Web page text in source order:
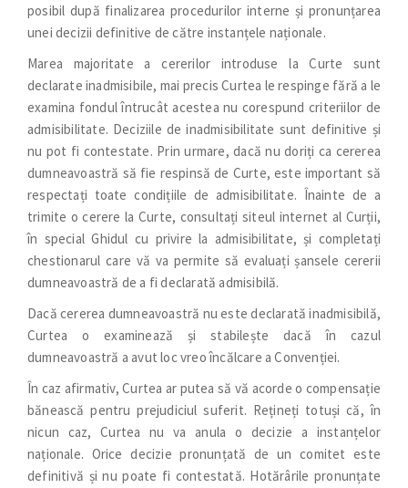
posibil după finalizarea procedurilor interne și pronunțarea
unei decizii definitive de către instanțele naționale.
Marea majoritate a cererilor introduse la Curte sunt
declarate inadmisibile, mai precis Curtea le respinge fără a le
examina fondul întrucât acestea nu corespund criteriilor de
admisibilitate. Deciziile de inadmisibilitate sunt definitive și
nu pot fi contestate. Prin urmare, dacă nu doriți ca cererea
dumneavoastră să fie respinsă de Curte, este important să
respectați toate condițiile de admisibilitate. Înainte de a
trimite o cerere la Curte, consultați siteul internet al Curții,
în special Ghidul cu privire la admisibilitate, și completați
chestionarul care vă va permite să evaluați șansele cererii
dumneavoastră de a fi declarată admisibilă.
Dacă cererea dumneavoastră nu este declarată inadmisibilă,
Curtea o examinează și stabilește dacă în cazul
dumneavoastră a avut loc vreo încălcare a Convenției.
În caz afirmativ, Curtea ar putea să vă acorde o compensație
bănească pentru prejudiciul suferit. Rețineți totuși că, în
nicun caz, Curtea nu va anula o decizie a instanțelor
naționale. Orice decizie pronunțată de un comitet este
definitivă și nu poate fi contestată. Hotărârile pronunțate